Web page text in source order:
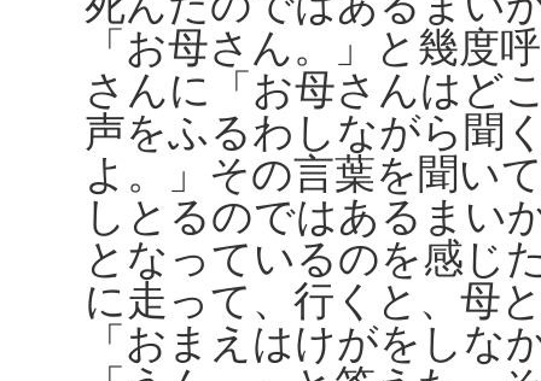
「お母さん。」と幾度
さんに「お母さんはど
声をふるわしながら聞
よ。」その言葉を聞い
しとるのではあるまい
となっているのを感じ
に走って、行くと、母
「おまえはけがをしな